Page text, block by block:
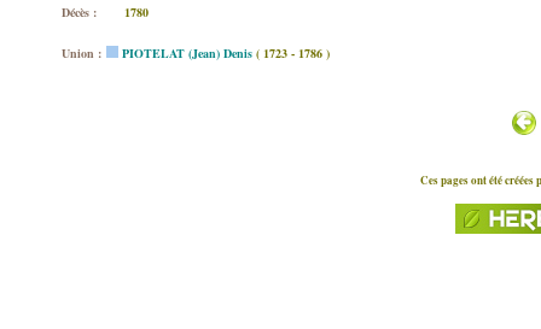
Décès :
1780
Union : PIOTELAT (Jean) Denis ( 1723 - 1786 )
Ces pages ont été créées